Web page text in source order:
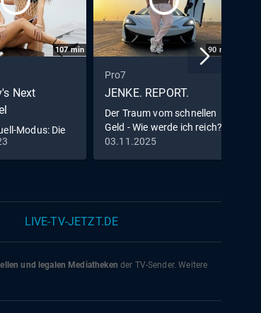
107min
Next
Modus: Die
in direkter
90 min
Pro7
JENKE. REPORT.
Der Traum vom schnellen
Geld - Wie werde ich reich?
03.11.2025
LIVE-TV-JETZT.DE
und legalen Mediatheken der TV-Sender. Weitere